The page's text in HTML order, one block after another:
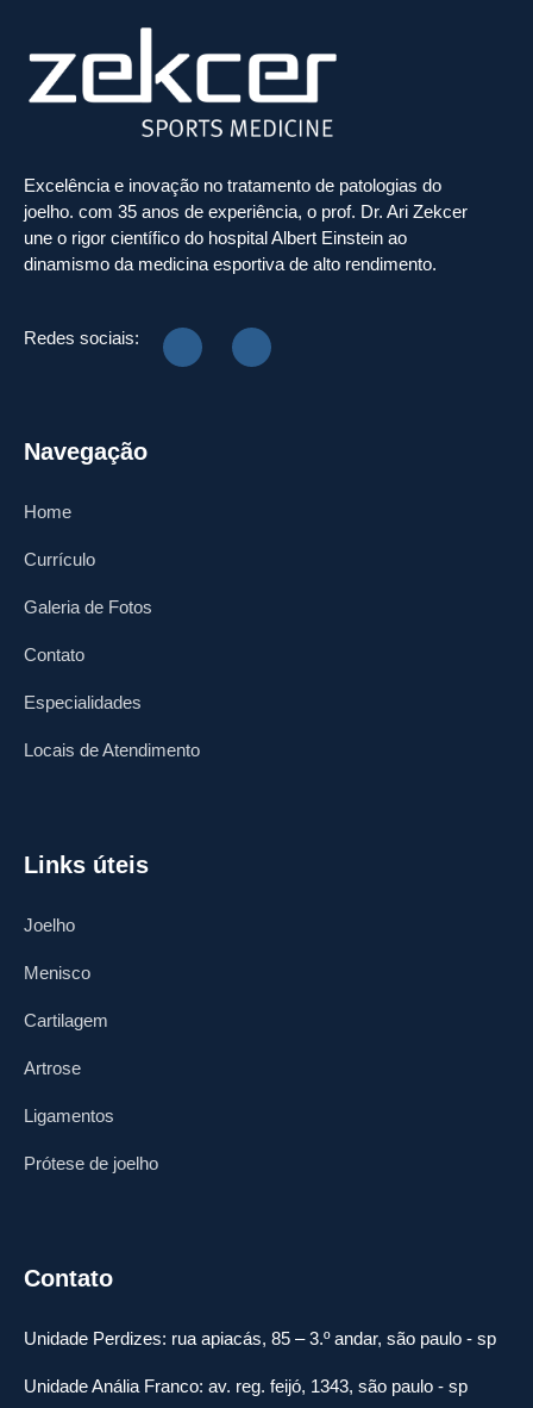
Excelência e inovação no tratamento de patologias do
joelho. com 35 anos de experiência, o prof. Dr. Ari Zekcer
une o rigor científico do hospital Albert Einstein ao
dinamismo da medicina esportiva de alto rendimento.
Redes sociais:
Navegação
Home
Currículo
Galeria de Fotos
Contato
Especialidades
Locais de Atendimento
Links úteis
Joelho
Menisco
Cartilagem
Artrose
Ligamentos
Prótese de joelho
Contato
Unidade Perdizes: rua apiacás, 85 – 3.º andar, são paulo - sp
Unidade Anália Franco: av. reg. feijó, 1343, são paulo - sp